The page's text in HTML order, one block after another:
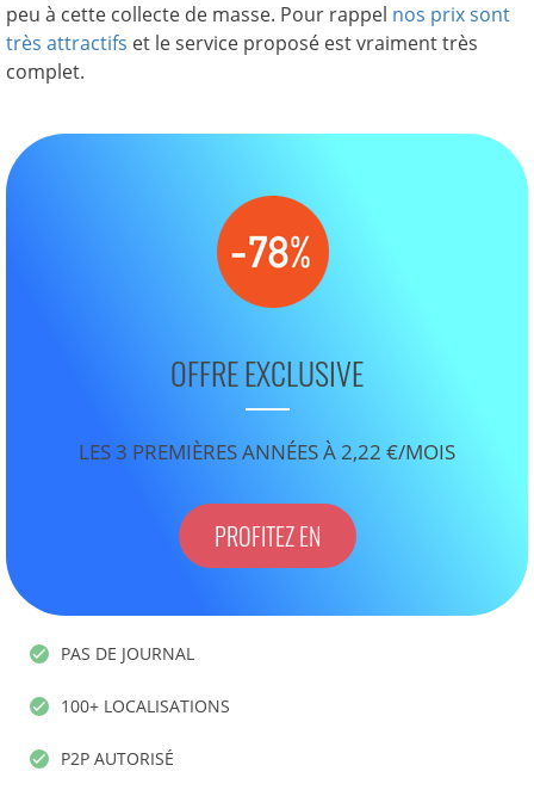
peu à cette collecte de masse. Pour rappel nos prix sont
très attractifs et le service proposé est vraiment très
complet.
OFFRE EXCLUSIVE
LES 3 PREMIÈRES ANNÉES À 2,22 €/MOIS
PROFITEZ EN
PAS DE JOURNAL
100+ LOCALISATIONS
P2P AUTORISÉ